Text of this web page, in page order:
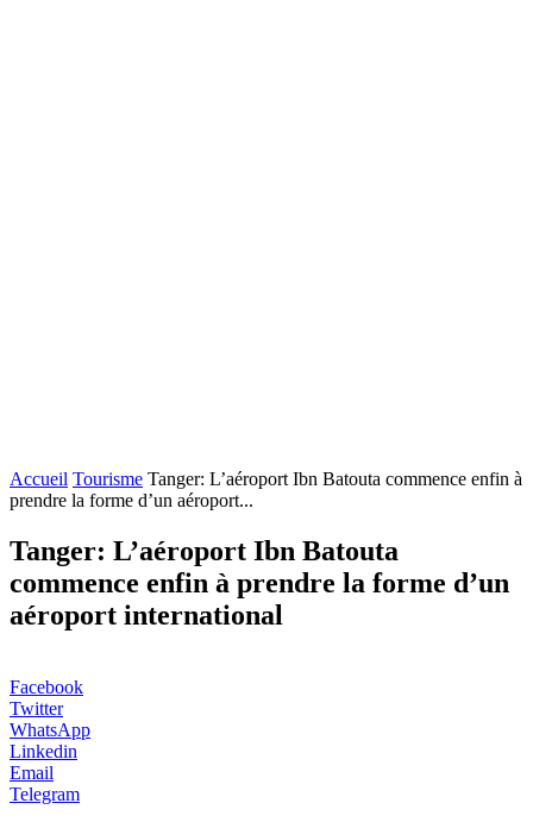
Accueil Tourisme Tanger: L’aéroport Ibn Batouta commence enfin à
prendre la forme d’un aéroport...
Tanger: L’aéroport Ibn Batouta
commence enfin à prendre la forme d’un
aéroport international
Facebook
Twitter
WhatsApp
Linkedin
Email
Telegram